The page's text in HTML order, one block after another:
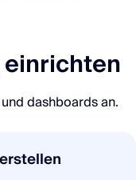
dashboards an.